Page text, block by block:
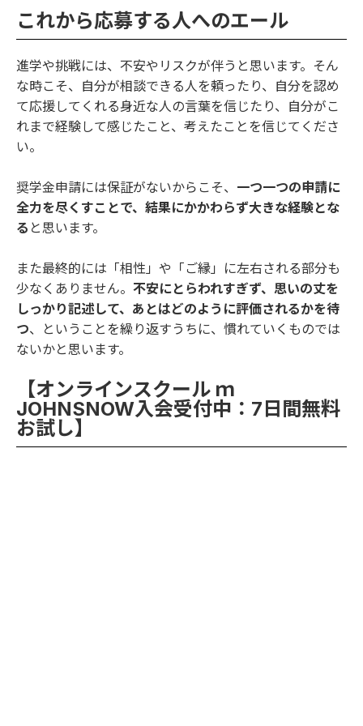
これから応募する人へのエール
進学や挑戦には、不安やリスクが伴うと思います。そん
な時こそ、自分が相談できる人を頼ったり、自分を認め
て応援してくれる身近な人の言葉を信じたり、自分がこ
れまで経験して感じたこと、考えたことを信じてくださ
い。
奨学金申請には保証がないからこそ、 一つ一つの申請に
全力を尽くすことで、結果にかかわらず大きな経験とな
る と思います。
また最終的には「相性」や「ご縁」に左右される部分も
少なくありません。 不安にとらわれすぎず、思いの丈を
しっかり記述して、あとはどのように評価されるかを待
つ、ということを繰り返すうちに、慣れていくものでは
ないかと思います。
【オンラインスクール ｍ
JOHNSNOW入会受付中：7日間無料
お試し】